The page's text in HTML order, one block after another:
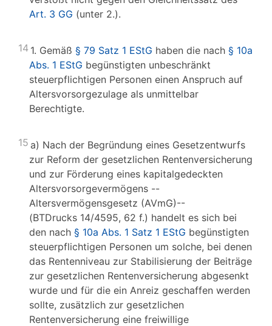
Art. 3 GG (unter 2.).
14 1. Gemäß § 79 Satz 1 EStG haben die nach § 10a
Abs. 1 EStG begünstigten unbeschränkt
steuerpflichtigen Personen einen Anspruch auf
Altersvorsorgezulage als unmittelbar
Berechtigte.
15 a) Nach der Begründung eines Gesetzentwurfs
zur Reform der gesetzlichen Rentenversicherung
und zur Förderung eines kapitalgedeckten
Altersvorsorgevermögens --
Altersvermögensgesetz (AVmG)--
(BTDrucks 14/4595, 62 f.) handelt es sich bei
den nach § 10a Abs. 1 Satz 1 EStG begünstigten
steuerpflichtigen Personen um solche, bei denen
das Rentenniveau zur Stabilisierung der Beiträge
zur gesetzlichen Rentenversicherung abgesenkt
wurde und für die ein Anreiz geschaffen werden
sollte, zusätzlich zur gesetzlichen
Rentenversicherung eine freiwillige